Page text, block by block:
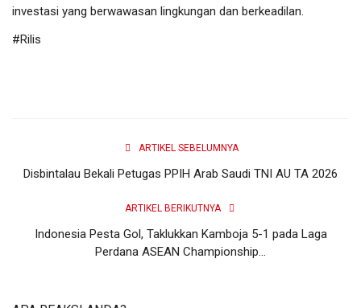
investasi yang berwawasan lingkungan dan berkeadilan.
#Rilis
ARTIKEL SEBELUMNYA
Disbintalau Bekali Petugas PPIH Arab Saudi TNI AU TA 2026
ARTIKEL BERIKUTNYA
Indonesia Pesta Gol, Taklukkan Kamboja 5-1 pada Laga
Perdana ASEAN Championship...